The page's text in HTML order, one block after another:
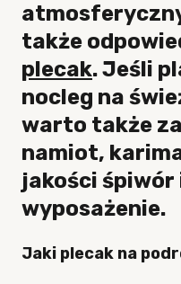
także
plecak. Jeśli
nocleg na
warto także
namiot,
jakości śpiwór
wyposażenie.
Jaki plecak na